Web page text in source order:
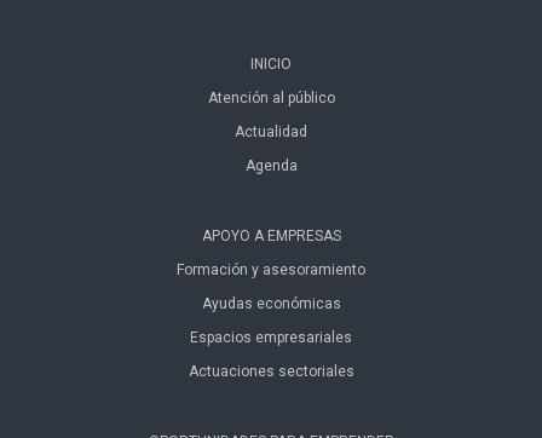
INICIO
Atención al público
Actualidad
Agenda
APOYO A EMPRESAS
Formación y asesoramiento
Ayudas económicas
Espacios empresariales
Actuaciones sectoriales